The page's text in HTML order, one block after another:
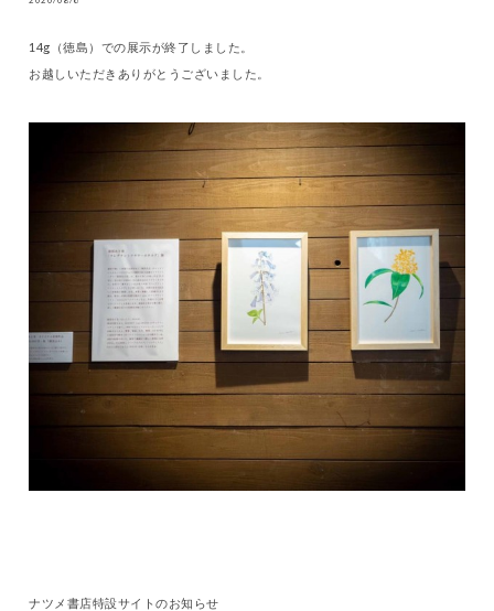
14g（徳島）での展示が終了しました。
お越しいただきありがとうございました。
ナツメ書店特設サイトのお知らせ